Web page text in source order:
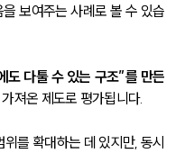
보여주는 사례로 볼 수 있습
도 다툴 수 있는 구조”를 만든
져온 제도로 평가됩니다.
를 확대하는 데 있지만, 동시